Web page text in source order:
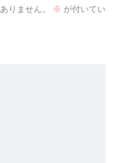
りません。 ※ が付いてい